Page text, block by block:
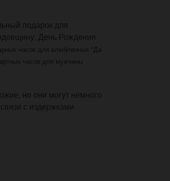
подарок для
День Рождения
часов для влюбленных "Да
часов для мужчины
но они могут немного
с издержками